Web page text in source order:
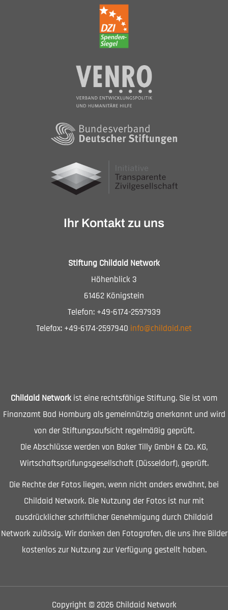
Ihr Kontakt zu uns
Stiftung Childaid Network
Höhenblick 3
61462 Königstein
Telefon: +49-6174-2597939
Telefax: +49-6174-2597940 info@childaid.net
Childaid Network ist eine rechtsfähige Stiftung. Sie ist vom
Finanzamt Bad Homburg als gemeinnützig anerkannt und wird
von der Stiftungsaufsicht regelmäßig geprüft.
Die Abschlüsse werden von Baker Tilly GmbH & Co. KG,
Wirtschaftsprüfungsgesellschaft (Düsseldorf), geprüft.
Die Rechte der Fotos liegen, wenn nicht anders erwähnt, bei
Childaid Network. Die Nutzung der Fotos ist nur mit
ausdrücklicher schriftlicher Genehmigung durch Childaid
Network zulässig. Wir danken den Fotografen, die uns ihre Bilder
kostenlos zur Nutzung zur Verfügung gestellt haben.
Copyright © 2026 Childaid Network